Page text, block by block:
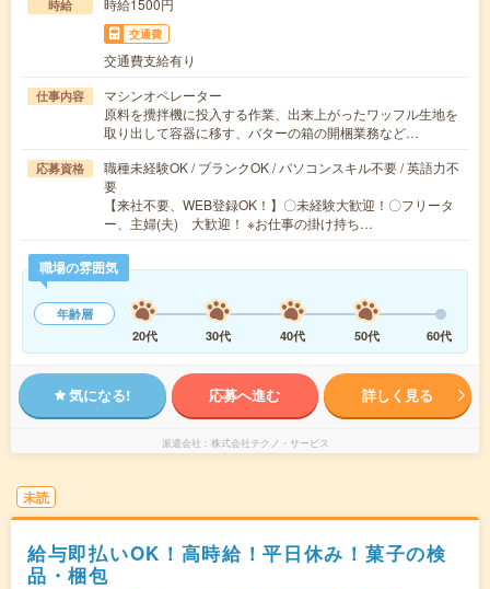
時給 時給1500円
交通費
交通費支給有り
仕事内容
マシンオペレーター
原料を攪拌機に投入する作業、出来上がったワッフル生地を
取り出して容器に移す、バターの箱の開梱業務など…
応募資格
職種未経験OK / ブランクOK / パソコンスキル不要 / 英語力不
要
【来社不要、WEB登録OK！】〇未経験大歓迎！〇フリータ
ー、主婦(夫) 大歓迎！ ※お仕事の掛け持ち…
職場の雰囲気
年齢層
20代
30代 40代 50代 60代
気になる! 応募へ進む 詳しく見る
派遣会社 株式会社テクノ・サービス
未読
給与即払いOK！高時給！平日休み！菓子の検
品・梱包